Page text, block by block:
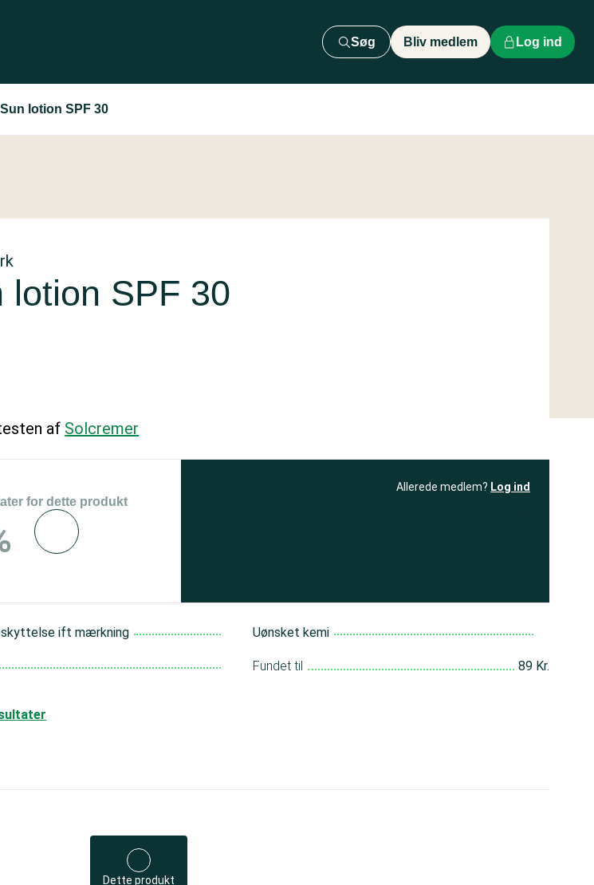
Søg Bliv medlem Log ind
lotion SPF 30
lotion SPF 30
af Solcremer
for dette produkt
Allerede medlem? Log ind
ift mærkning Uønsket kemi
Fundet til 89 Kr.
Dette produkt